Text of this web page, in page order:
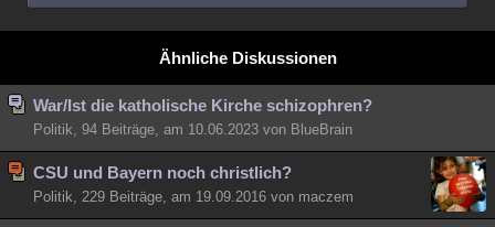
Ähnliche Diskussionen
War/Ist die katholische Kirche schizophren?
Politik, 94 Beiträge, am 10.06.2023 von BlueBrain
CSU und Bayern noch christlich?
Politik, 229 Beiträge, am 19.09.2016 von maczem